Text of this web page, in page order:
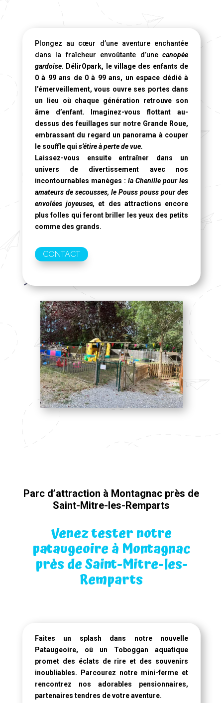
Plongez au cœur d’une aventure enchantée
dans la fraîcheur envoûtante d’unecanopée
gardoise. DélirOpark, le village des enfants de
0 à 99 ans de 0 à 99 ans, un espace dédié à
l’émerveillement, vous ouvre ses portes dans
un lieu où chaque génération retrouve son
âme d’enfant. Imaginez-vous flottant au-
dessus des feuillages sur notre Grande Roue,
embrassant du regard un panorama à couper
le souffle qui s’étire à perte de vue.
Laissez-vous ensuite entraîner dans un
univers de divertissement avec nos
incontournables manèges : la Chenille pour les
amateurs de secousses, le Pouss pouss pour des
envolées joyeuses, et des attractions encore
plus folles qui feront briller les yeux des petits
comme des grands.
CONTACT
Parc d’attraction à Montagnac près de
Saint-Mitre-les-Remparts
Venez tester notre
pataugeoire à Montagnac
près de Saint-Mitre-les-
Remparts
Faites un splash dans notre nouvelle
Pataugeoire, où un Toboggan aquatique
promet des éclats de rire et des souvenirs
inoubliables. Parcourez notre mini-ferme et
rencontrez nos adorables pensionnaires,
partenaires tendres de votre aventure.